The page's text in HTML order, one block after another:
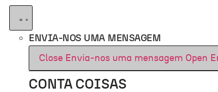
ENVIA-NOS UMA MENSAGEM
Close Envia-nos uma mensagem Open
CONTA COISAS